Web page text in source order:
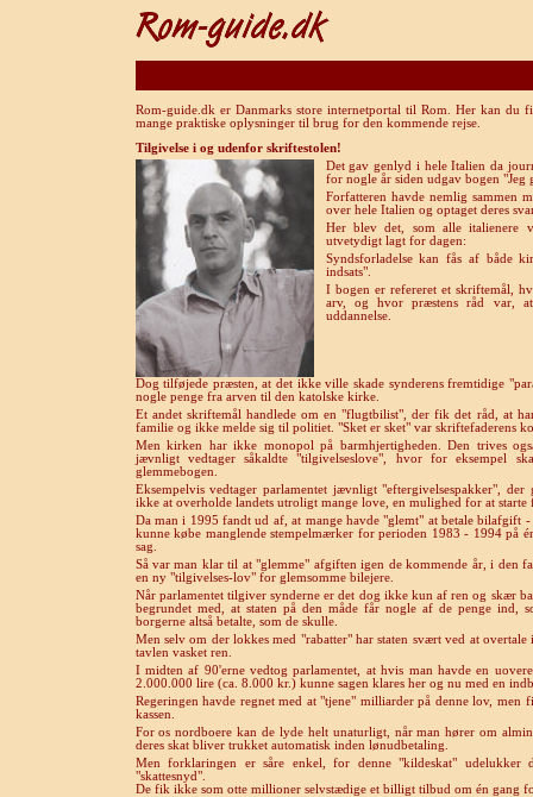
Rom-guide.dk er Danmarks store internetportal til Rom. Her kan du
mange praktiske oplysninger til brug for den kommende rejse.
Tilgivelse i og udenfor skriftestolen!
Det gav genlyd i hele Italien da
for nogle år siden udgav bogen "Jeg
Forfatteren havde nemlig sammen
over hele Italien og optaget deres
Her blev det, som alle italienere
utvetydigt lagt for dagen:
Syndsforladelse kan fås af både
indsats".
I bogen er refereret et skriftemål,
arv, og hvor præstens råd var,
uddannelse.
Dog tilføjede præsten, at det ikke ville skade synderens fremtidige
nogle penge fra arven til den katolske kirke.
Et andet skriftemål handlede om en "flugtbilist", der fik det råd, at
familie og ikke melde sig til politiet. "Sket er sket" var skriftefaderens
Men kirken har ikke monopol på barmhjertigheden. Den trives
jævnligt vedtager såkaldte "tilgivelseslove", hvor for eksempel
glemmebogen.
Eksempelvis vedtager parlamentet jævnligt "eftergivelsespakker",
ikke at overholde landets utroligt mange love, en mulighed for at starte
Da man i 1995 fandt ud af, at mange havde "glemt" at betale bilafgift
kunne købe manglende stempelmærker for perioden 1983 - 1994 på
sag.
Så var man klar til at "glemme" afgiften igen de kommende år, i den
en ny "tilgivelses-lov" for glemsomme bilejere.
Når parlamentet tilgiver synderne er det dog ikke kun af ren og skær
begrundet med, at staten på den måde får nogle af de penge ind,
borgerne altså betalte, som de skulle.
Men selv om der lokkes med "rabatter" har staten svært ved at
tavlen vasket ren.
I midten af 90'erne vedtog parlamentet, at hvis man havde en
2.000.000 lire (ca. 8.000 kr.) kunne sagen klares her og nu med en
Regeringen havde regnet med at "tjene" milliarder på denne lov,
kassen.
For os nordboere kan de lyde helt unaturligt, når man hører om
deres skat bliver trukket automatisk inden lønudbetaling.
Men forklaringen er såre enkel, for denne "kildeskat" udelukker
"skattesnyd".
De fik ikke som otte millioner selvstædige et billigt tilbud om én gang